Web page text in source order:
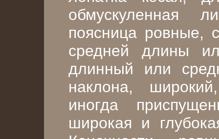
обмускуленная
поясница ровные,
средней длины
длинный или
наклона,
иногда
широкая и